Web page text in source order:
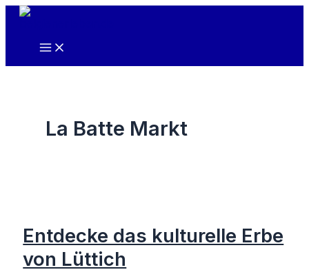
Zum
La Batte Markt
Entdecke das kulturelle Erbe
von Lüttich